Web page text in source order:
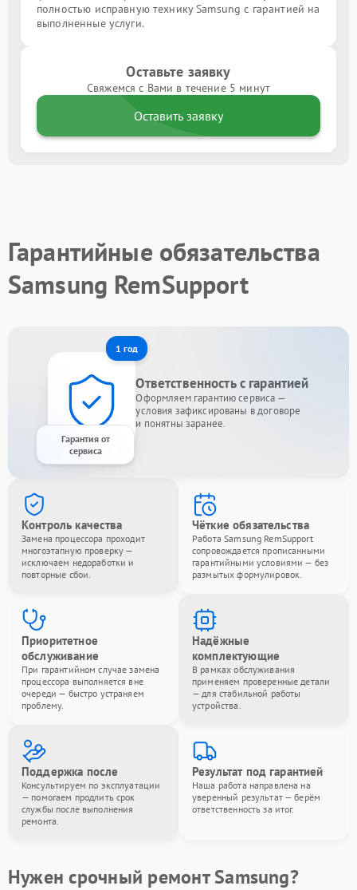
полностью исправную технику Samsung с гарантией на
выполненные услуги.
Оставьте заявку
Свяжемся с Вами в течение 5 минут
Оставить заявку
Гарантийные обязательства
Samsung RemSupport
1 год
Гарантия от
сервиса
Ответственность с гарантией
Оформляем гарантию сервиса —
условия зафиксированы в договоре
и понятны заранее.
Контроль качества
Замена процессора проходит
многоэтапную проверку —
исключаем недоработки и
повторные сбои.
Чёткие обязательства
Работа Samsung RemSupport
сопровождается прописанными
гарантийными условиями — без
размытых формулировок.
Приоритетное
обслуживание
При гарантийном случае замена
процессора выполняется вне
очереди — быстро устраняем
проблему.
Надёжные
комплектующие
В рамках обслуживания
применяем проверенные детали
— для стабильной работы
устройства.
Поддержка после
Консультируем по эксплуатации
— помогаем продлить срок
службы после выполнения
ремонта.
Результат под гарантией
Наша работа направлена на
уверенный результат — берём
ответственность за итог.
Нужен срочный ремонт Samsung?